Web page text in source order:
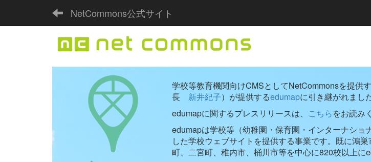
NetCommons公式サイト
学校等教育機関向けCMSとしてNetCommonsを提供す
長 新井紀子）が提供するedumapに引き継がれました
edumapに関するプレスリリースは、 こちらをお読み
edumapは学校等（幼稚園・保育園・インターナシ
した学校ウェブサイトを提供する事業です。既に鴻
町、二宮町、稚内市、桶川市等を中心に820校以上に